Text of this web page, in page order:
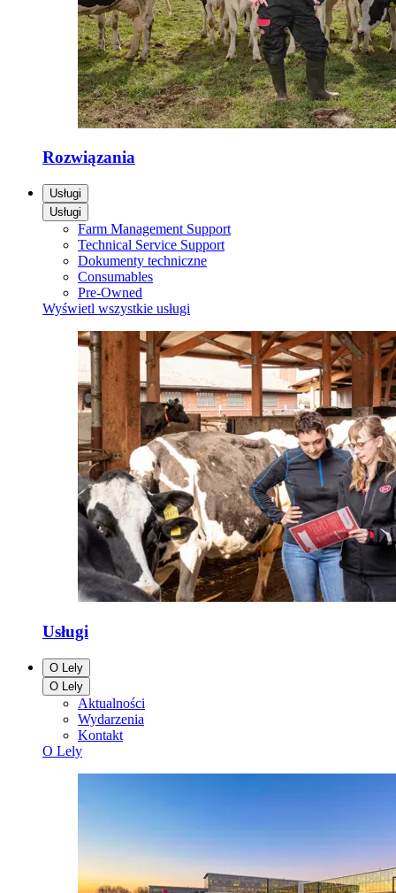
Rozwiązania
Usługi
Usługi
Farm Management Support
Technical Service Support
Dokumenty techniczne
Consumables
Pre-Owned
Wyświetl wszystkie usługi
Usługi
O Lely
O Lely
Aktualności
Wydarzenia
Kontakt
O Lely